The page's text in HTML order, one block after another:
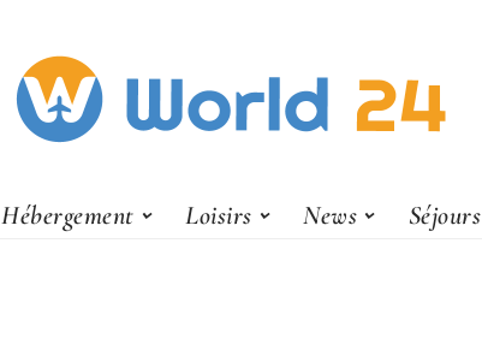
Hébergement Loisirs News Séjours